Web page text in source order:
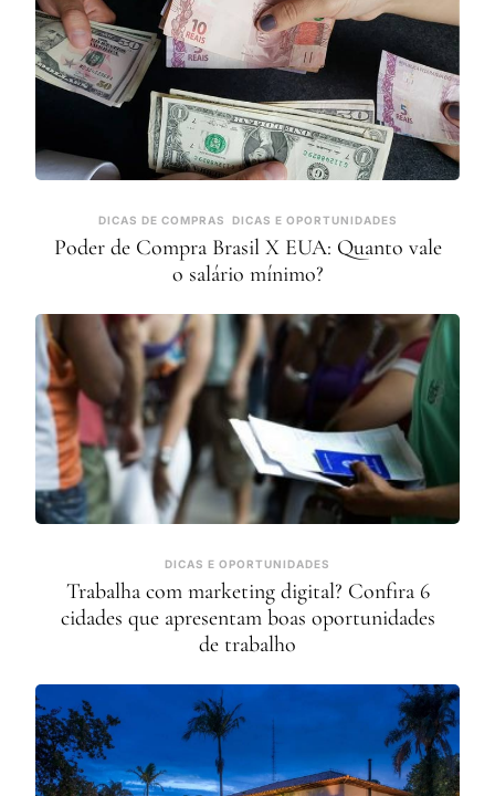
DICAS DE COMPRAS DICAS E OPORTUNIDADES
Poder de Compra Brasil X EUA: Quanto vale
o salário mínimo?
DICAS E OPORTUNIDADES
Trabalha com marketing digital? Confira 6
cidades que apresentam boas oportunidades
de trabalho